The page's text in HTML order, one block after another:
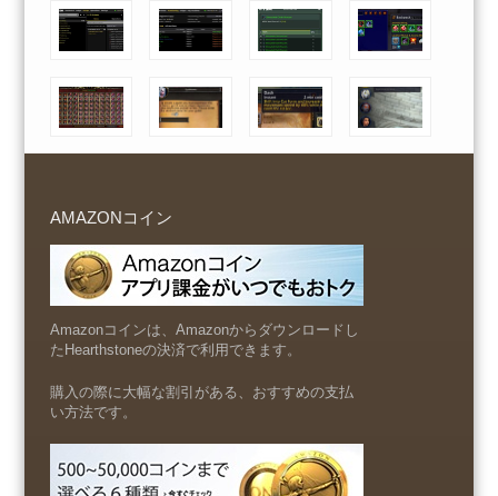
AMAZONコイン
Amazonコインは、Amazonからダウンロードし
たHearthstoneの決済で利用できます。
購入の際に大幅な割引がある、おすすめの支払
い方法です。